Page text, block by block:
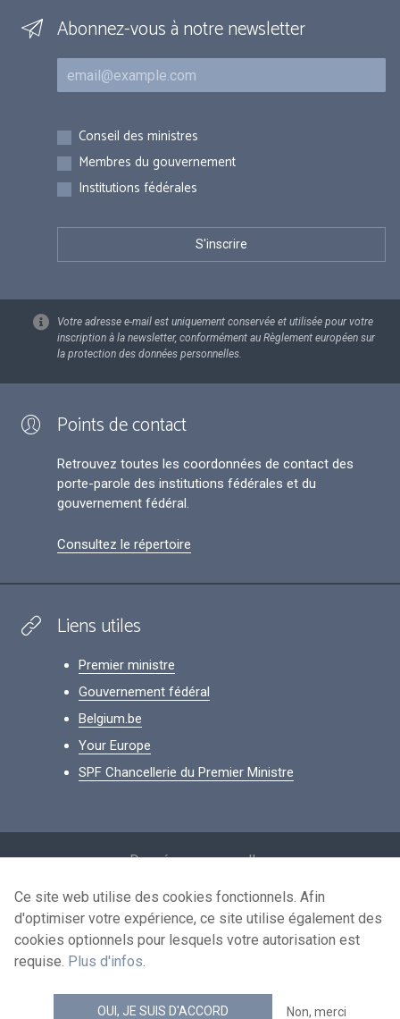
Abonnez-vous à notre newsletter
Courriel
Inscriptions
Conseil des ministres
Membres du gouvernement
Institutions fédérales
Votre adresse e-mail est uniquement conservée et utilisée pour votre
inscription à la newsletter, conformément au Règlement européen sur
la protection des données personnelles.
Points de contact
Retrouvez toutes les coordonnées de contact des
porte-parole des institutions fédérales et du
gouvernement fédéral.
Consultez le répertoire
Liens utiles
Premier ministre
Gouvernement fédéral
Belgium.be
Your Europe
SPF Chancellerie du Premier Ministre
Données personnelles
Conditions de réutilisation
Contactez-nous
news.belgium flux RSS
Ce site web utilise des cookies fonctionnels. Afin
d'optimiser votre expérience, ce site utilise également des
cookies optionnels pour lesquels votre autorisation est
requise. Plus d'infos.
OUI, JE SUIS D'ACCORD Non, merci